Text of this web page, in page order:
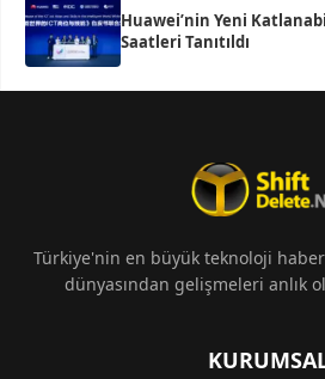
Huawei’nin Yeni
Saatleri Tanıtıldı
Türkiye'nin en büyük teknoloji
dünyasından gelişmeleri anlık